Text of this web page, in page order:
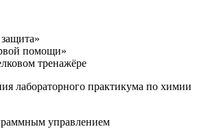
помощи»
тренажёре
лабораторного практикума по химии
управлением